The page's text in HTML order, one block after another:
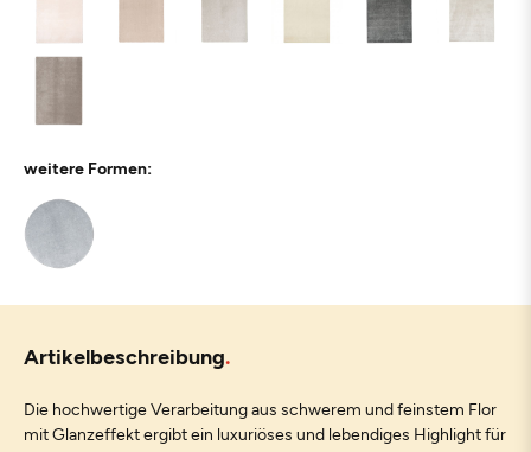
weitere Formen:
Artikelbeschreibung
Die hochwertige Verarbeitung aus schwerem und feinstem Flor
mit Glanzeffekt ergibt ein luxuriöses und lebendiges Highlight für